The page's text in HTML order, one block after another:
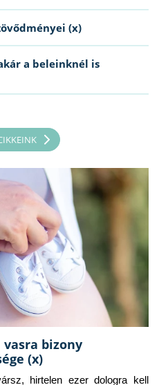
(x)
a beleinknél is
vasra bizony
(x)
hirtelen ezer dologra kell